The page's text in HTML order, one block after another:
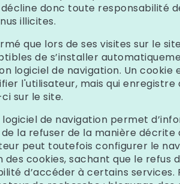
donc toute responsabilité
illicites.
que lors de ses visites sur le site
de s’installer
logiciel de navigation. Un cookie
l'utilisateur, mais qui
sur le site.
de navigation permet
la refuser de la manière décrite
peut toutefois configurer le
des cookies, sachant que le refus
d’accéder à certains